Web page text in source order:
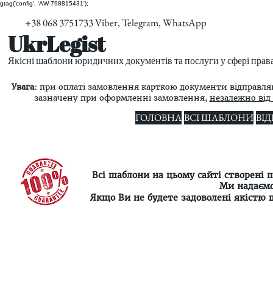
gtag('config', 'AW-798815431');
+38 068 3751733 Viber, Telegram, WhatsApp
UkrLegist
Якісні шаблони юридичних документів та послуги у сфері
Увага: при оплаті замовлення карткою документи
зазначену при оформленні замовлення, незалежно від
ГОЛОВНА ВСІ ШАБЛОНИ
Всі шаблони на цьому сайті
Ми
Якщо Ви не будете задоволені